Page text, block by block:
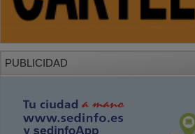
PUBLICIDAD